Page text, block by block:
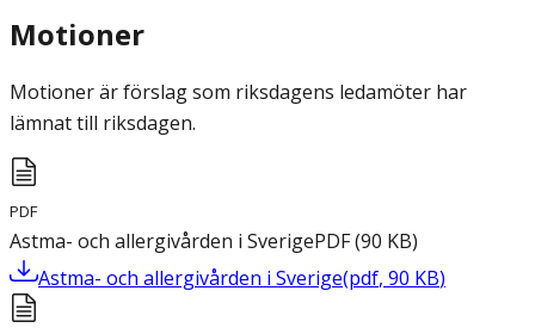
Motioner
Motioner är förslag som riksdagens ledamöter har
lämnat till riksdagen.
PDF
Astma- och allergivården i SverigePDF(90 KB)
Astma- och allergivården i Sverige(pdf, 90 KB)